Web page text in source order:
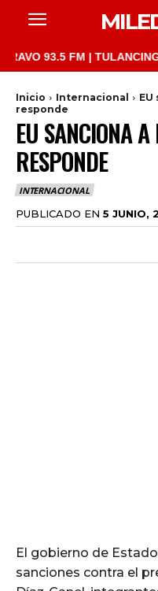
FM | TULANCINGO
Inicio Internacional
EU
responde
EU SANCIONA
RESPONDE
INTERNACIONAL
PUBLICADO EN 5 JUNIO,
El gobierno de
sanciones contra el